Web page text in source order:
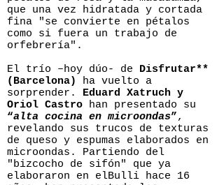
que una vez hidratada y cortada
fina "se convierte en pétalos
como si fuera un trabajo de
orfebrería".
El trío –hoy dúo- de Disfrutar**
(Barcelona)
ha vuelto a
sorprender. Eduard Xatruch y
Oriol Castro han presentado su
“alta cocina en microondas”,
revelando sus trucos de texturas
de queso y espumas elaborados en
microondas. Partiendo del
"bizcocho de sifón" que ya
elaboraron en elBulli hace 16